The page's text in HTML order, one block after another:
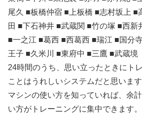
尾久 ■板橋仲宿 ■上板橋 ■志村坂上 ■
田 ■下石神井 ■武蔵関 ■竹の塚 ■西新
■一之江 ■葛西 ■西葛西 ■瑞江 ■国分
王子 ■久米川 ■東府中 ■三鷹 ■武蔵境
24時間のうち、思い立ったときにト
ことはうれしいシステムだと思います
マシンの使い方を知っていれば、余
い方がトレーニングに集中できます。